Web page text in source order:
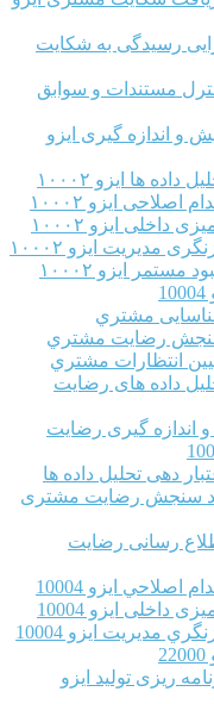
رسیدگی به شکایت
مستندات و سوابق
و اندازه گیری ایزو
ها ایزو ۱۰۰۰۲
ایزو ۱۰۰۰۲
ایزو ۱۰۰۰۲
مدیریت ایزو ۱۰۰۰۲
ایزو ۱۰۰۰۲
مشتري
رضایت مشتري
انتظارات مشتري
داده های رضایت
اندازه گیری رضایت
دهی تحلیل داده ها
سنجش رضایت مشتری
رسانی رضایت
ایزو 10004
ایزو 10004
مديريت ایزو 10004
ريزی توليد ایزو